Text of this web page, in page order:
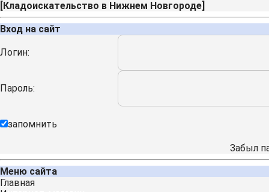
[Кладоискательство в Нижнем Новгороде]
Вход на сайт
Логин:
Пароль:
запомнить
Забыл
Меню сайта
Главная